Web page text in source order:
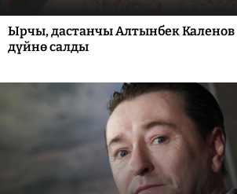
Ырчы, дастанчы Алтынбек Каленов
дүйнө салды